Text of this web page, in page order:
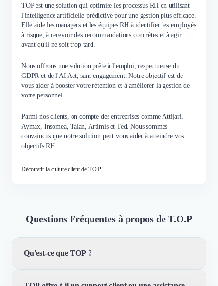
TOP est une solution qui optimise les processus RH en utilisant
l'intelligence artificielle prédictive pour une gestion plus efficace.
Elle aide les managers et les équipes RH à identifier les employés
à risque, à recevoir des recommandations concrètes et à agir
avant qu'il ne soit trop tard.
Nous offrons une solution prête à l'emploi, respectueuse du
GDPR et de l'AI Act, sans engagement. Notre objectif est de
vous aider à booster votre rétention et à améliorer la gestion de
votre personnel.
Parmi nos clients, on compte des entreprises comme Attijari,
Aymax, Insomea, Talan, Artimis et Ted. Nous sommes
convaincus que notre solution peut vous aider à atteindre vos
objectifs RH.
Découvrir la culture client de T.O.P
Questions Fréquentes à propos de T.O.P
Qu'est-ce que TOP ?